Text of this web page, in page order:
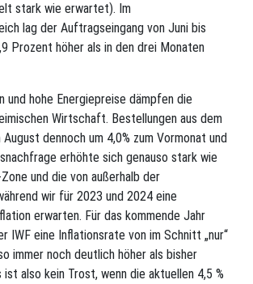
stark wie erwartet). Im
lag der Auftragseingang von Juni bis
Prozent höher als in den drei Monaten
und hohe Energiepreise dämpfen die
Wirtschaft. Bestellungen aus dem
dennoch um 4,0% zum Vormonat und
erhöhte sich genauso stark wie
und die von außerhalb der
wir für 2023 und 2024 eine
erwarten. Für das kommende Jahr
IWF eine Inflationsrate von im Schnitt „nur“
immer noch deutlich höher als bisher
also kein Trost, wenn die aktuellen 4,5 %